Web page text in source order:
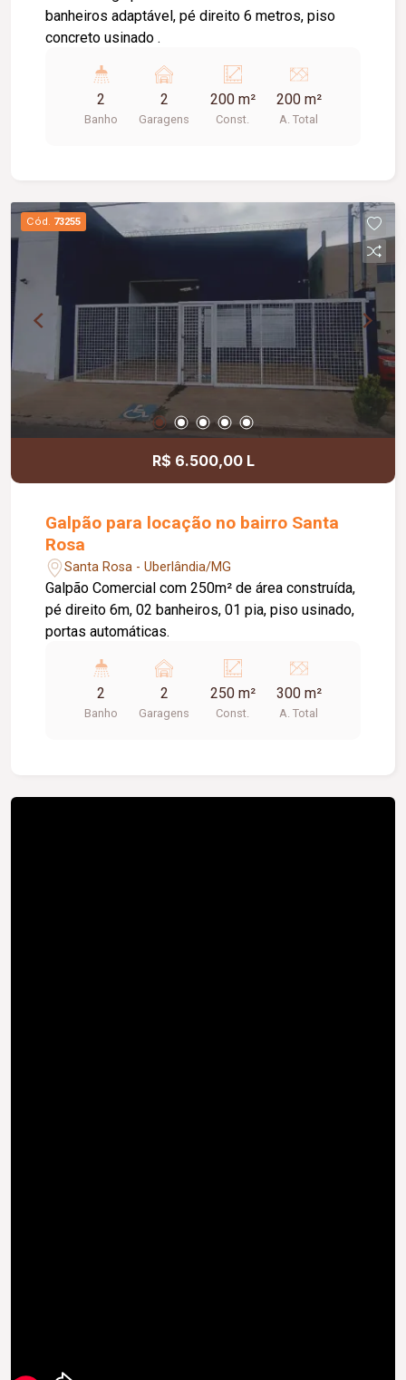
banheiros adaptável, pé direito 6 metros, piso
concreto usinado .
2
Banho
2
Garagens
200 m²
Const.
200 m²
A. Total
Cód. 73255
R$ 6.500,00 L
Galpão para locação no bairro Santa
Rosa
Santa Rosa - Uberlândia/MG
Galpão Comercial com 250m² de área construída,
pé direito 6m, 02 banheiros, 01 pia, piso usinado,
portas automáticas.
2
Banho
2
Garagens
250 m²
Const.
300 m²
A. Total